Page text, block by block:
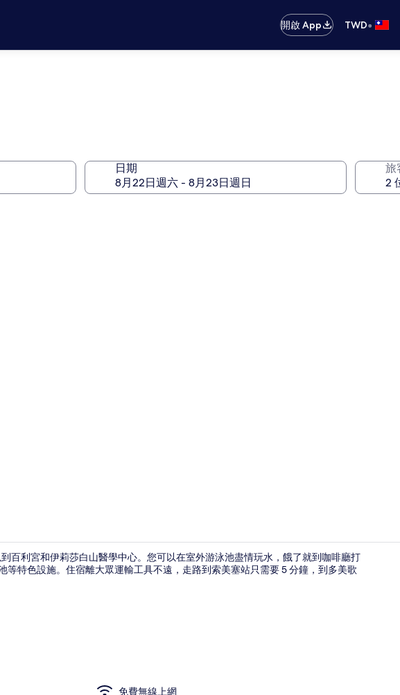
開啟 App
TWD•
日期 旅
百利宮和伊莉莎白山醫學中心。您可以在室外游泳池盡情玩水，餓了就到咖啡廳打
等特色設施。住宿離大眾運輸工具不遠，走路到索美塞站只需要 5 分鐘，到多美歌
免費無線上網